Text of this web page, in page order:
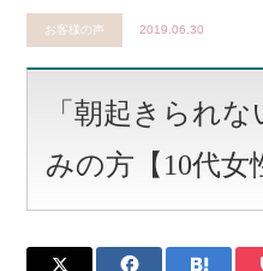
お客様の声 2019.06.30
「朝起きられ
みの方【10代女